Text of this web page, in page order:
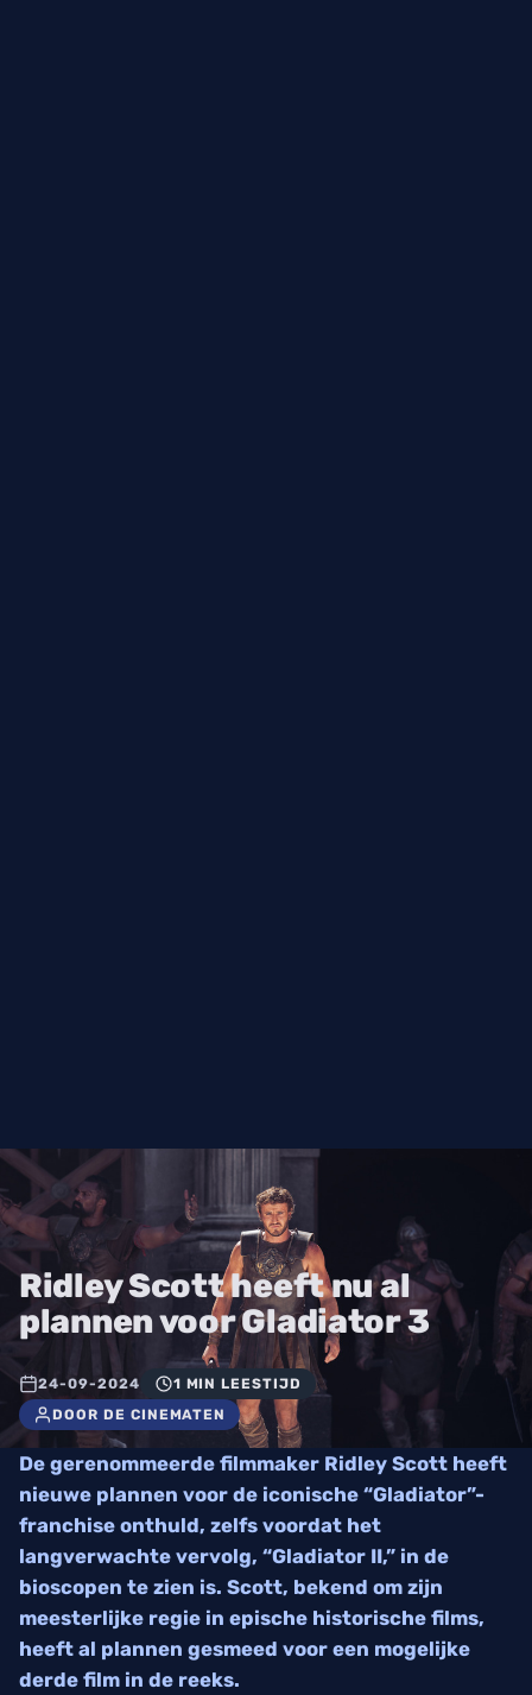
Ridley Scott heeft nu al
plannen voor Gladiator 3
24-09-2024
1 MIN LEESTIJD
DOOR DE CINEMATEN
De gerenommeerde filmmaker Ridley Scott heeft
nieuwe plannen voor de iconische “Gladiator”-
franchise onthuld, zelfs voordat het
langverwachte vervolg, “Gladiator II,” in de
bioscopen te zien is. Scott, bekend om zijn
meesterlijke regie in epische historische films,
heeft al plannen gesmeed voor een mogelijke
derde film in de reeks.